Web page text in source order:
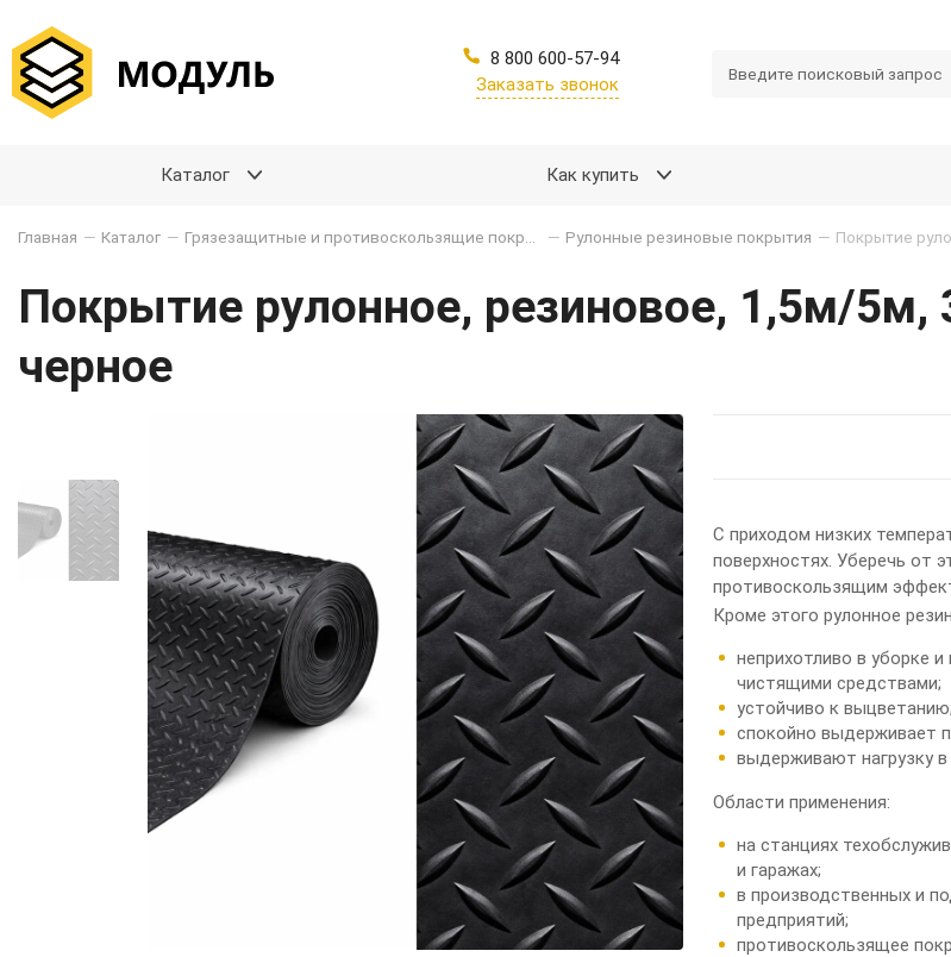
8 800 600-57-94
Заказать звонок
Каталог Как купить
Главная — Каталог — — Рулонные резиновые покрытия —
Покрытие рулонное, резиновое, 1,5м/5м,
черное
С приходом низких
поверхностях. Уберечь от
противоскользящим
Кроме этого рулонное
неприхотливо в уборке
чистящими средствами;
устойчиво к выцветанию;
спокойно выдерживает
выдерживают нагрузку
Области применения:
на станциях
и гаражах;
в производственных и
предприятий;
противоскользящее